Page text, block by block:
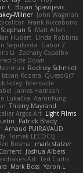
C Bojan Spasojevic
Milner John Wagman
Frank Riccobono
Stephan S Matt Allen
Ian Hubert Linda Robbins
Sepulveda
Gabor Z
Li
Zachary Capalbo
Side Down
Rodney Schmidt
Istvan Kozma QuesoGr7
Foley fxtentacle
James Harrison
Lukačka AaronFung
Thierry Mayrand
Argos Art Light Films
Patrick Brady
Arnaud PUIRAVAUD
Tomek LECOCQ
Bosma
mark stalzer
Joshua Albers
Art Ted Curtis
Mark Boss Yaron L.